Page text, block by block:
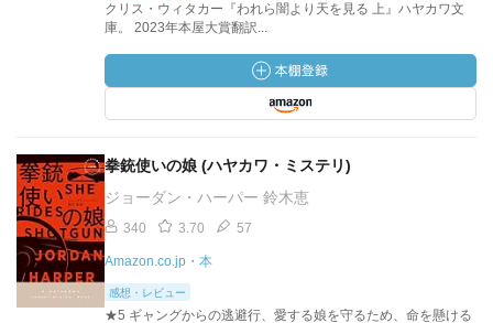
クリス・ウィタカー『われら闇より天を見る 上』ハヤカワ文
庫。 2023年本屋大賞翻訳...
拳銃使いの娘 (ハヤカワ・ミステリ)
ジョーダン・ハーパー 鈴木恵
340 3.70 57
Amazon.co.jp・本
感想・レビュー
★5 ギャングからの逃避行、愛する娘を守るため、命を懸ける